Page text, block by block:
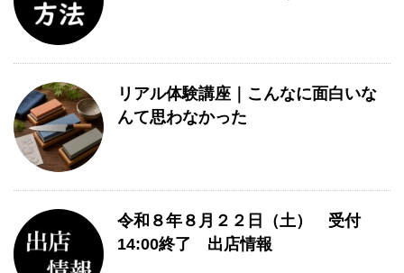
リアル体験講座｜こんなに面白いな
んて思わなかった
令和８年８月２２日（土） 受付
14:00終了 出店情報